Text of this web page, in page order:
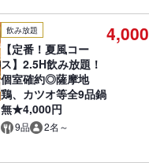
飲み放題
【定番！夏風コー
ス】2.5H飲み放題！
個室確約◎薩摩地
鶏、カツオ等全9品鍋
無★4,000円
9品 2名～
4,000